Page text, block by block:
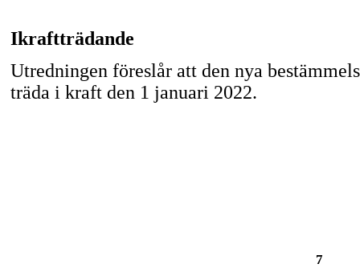
Ikraftträdande
Utredningen föreslår att den nya
träda i kraft den 1 januari 2022.
7